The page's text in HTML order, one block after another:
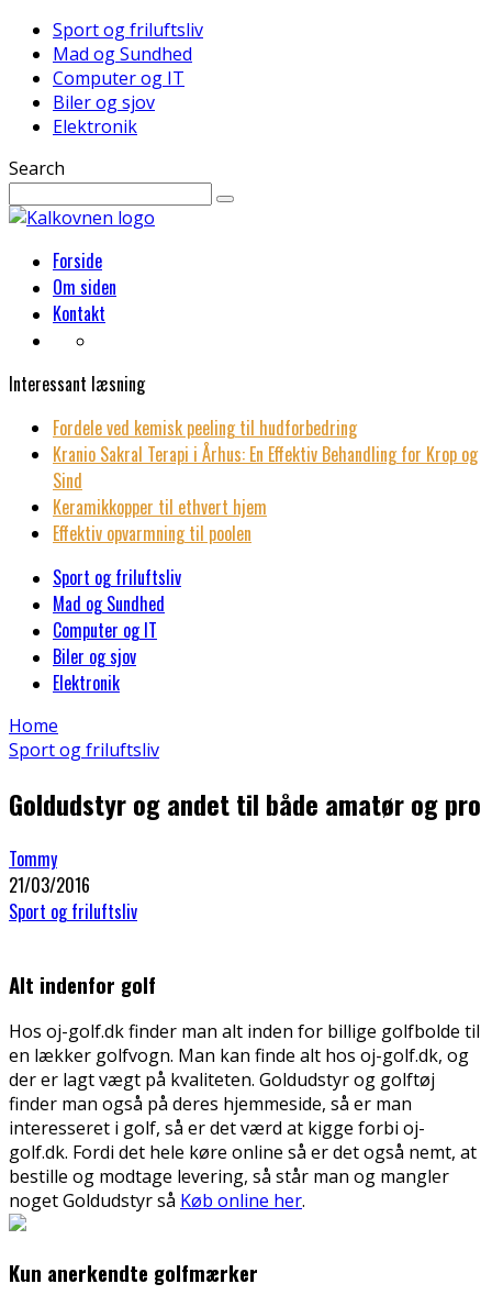
Sport og friluftsliv
Mad og Sundhed
Computer og IT
Biler og sjov
Elektronik
Search
Forside
Om siden
Kontakt
Interessant læsning
Fordele ved kemisk peeling til hudforbedring
Kranio Sakral Terapi i Århus: En Effektiv Behandling for Krop og
Sind
Keramikkopper til ethvert hjem
Effektiv opvarmning til poolen
Sport og friluftsliv
Mad og Sundhed
Computer og IT
Biler og sjov
Elektronik
Home
Sport og friluftsliv
Goldudstyr og andet til både amatør og pro
Tommy
21/03/2016
Sport og friluftsliv
Alt indenfor golf
Hos oj-golf.dk finder man alt inden for billige golfbolde til
en lækker golfvogn. Man kan finde alt hos oj-golf.dk, og
der er lagt vægt på kvaliteten. Goldudstyr og golftøj
finder man også på deres hjemmeside, så er man
interesseret i golf, så er det værd at kigge forbi oj-
golf.dk. Fordi det hele køre online så er det også nemt, at
bestille og modtage levering, så står man og mangler
noget Goldudstyr så Køb online her.
Kun anerkendte golfmærker